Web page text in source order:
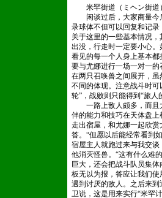
米罕街道（ミヘン街道）
闲谈过后，大家商量今
录球体不但可以回复和记
关于这里的一些基本情况
出没，行走时一定要小心
看见的每一个人身上基本
要与尤娜进行一场一对一
在两只召唤兽之间展开，
不同的体现。注意战斗时
轮”，战败则只能得到“旅人
一路上敌人颇多，而且
伴的能力和技巧在天体盘
走出宿屋，和尤娜一起欣
答。“但愿以后能经常看到
宿屋主人就跑过来与我交
他消灭怪兽。“这有什么难
巨大，还会把战斗队员集
板无以为报，答应让我们
遇到讨厌的敌人。之后来
卫说，这是用来实行“米罕